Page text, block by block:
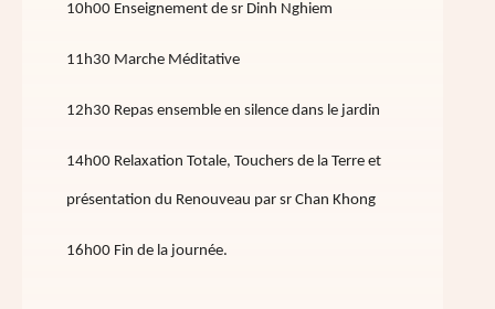
10h00 Enseignement de sr Dinh Nghiem
11h30 Marche Méditative
12h30 Repas ensemble en silence dans le jardin
14h00 Relaxation Totale, Touchers de la Terre et
présentation du Renouveau par sr Chan Khong
16h00 Fin de la journée.